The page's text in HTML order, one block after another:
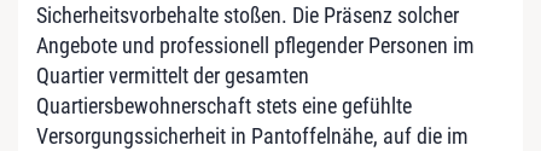
Sicherheitsvorbehalte stoßen. Die Präsenz solcher
Angebote und professionell pflegender Personen im
Quartier vermittelt der gesamten
Quartiersbewohnerschaft stets eine gefühlte
Versorgungssicherheit in Pantoffelnähe, auf die im